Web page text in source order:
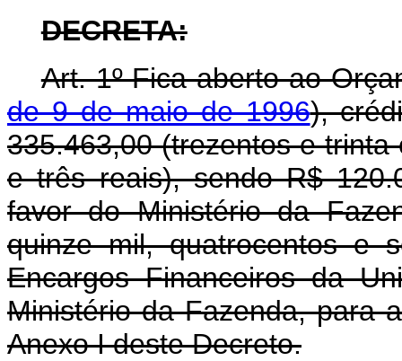
DECRETA:
Art. 1º Fica aberto ao
de 9 de maio de 1996),
335.463,00 (trezentos e
e três reais), sendo R$
favor do Ministério da
quinze mil, quatrocentos e
Encargos Financeiros da
Ministério da Fazenda, para
Anexo I deste Decreto.